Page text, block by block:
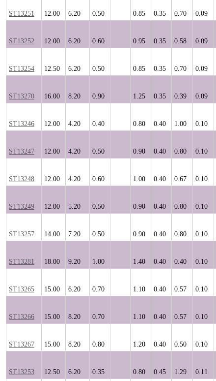
ST13251 12.00 6.20 0.50 0.85 0.35 0.70 0.09
ST13252 12.00 6.20 0.60 0.95 0.35 0.58 0.09
ST13254 12.50 6.20 0.50 0.85 0.35 0.70 0.09
ST13270 16.00 8.20 0.90 1.25 0.35 0.39 0.09
ST13246 12.00 4.20 0.40 0.80 0.40 1.00 0.10
ST13247 12.00 4.20 0.50 0.90 0.40 0.80 0.10
ST13248 12.00 4.20 0.60 1.00 0.40 0.67 0.10
ST13249 12.00 5.20 0.50 0.90 0.40 0.80 0.10
ST13257 14.00 7.20 0.50 0.90 0.40 0.80 0.10
ST13281 18.00 9.20 1.00 1.40 0.40 0.40 0.10
ST13265 15.00 6.20 0.70 1.10 0.40 0.57 0.10
ST13266 15.00 8.20 0.70 1.10 0.40 0.57 0.10
ST13267 15.00 8.20 0.80 1.20 0.40 0.50 0.10
ST13253 12.50 6.20 0.35 0.80 0.45 1.29 0.11